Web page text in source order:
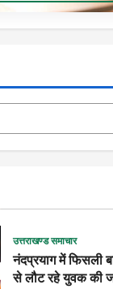
उत्तराखण्ड समाचार
नंदप्रयाग में फिसली
से लौट रहे युवक की